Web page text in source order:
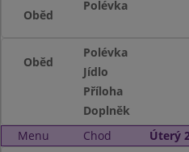
Oběd
Polévka
Oběd
Polévka
Jídlo
Příloha
Doplněk
Menu
Chod Úterý